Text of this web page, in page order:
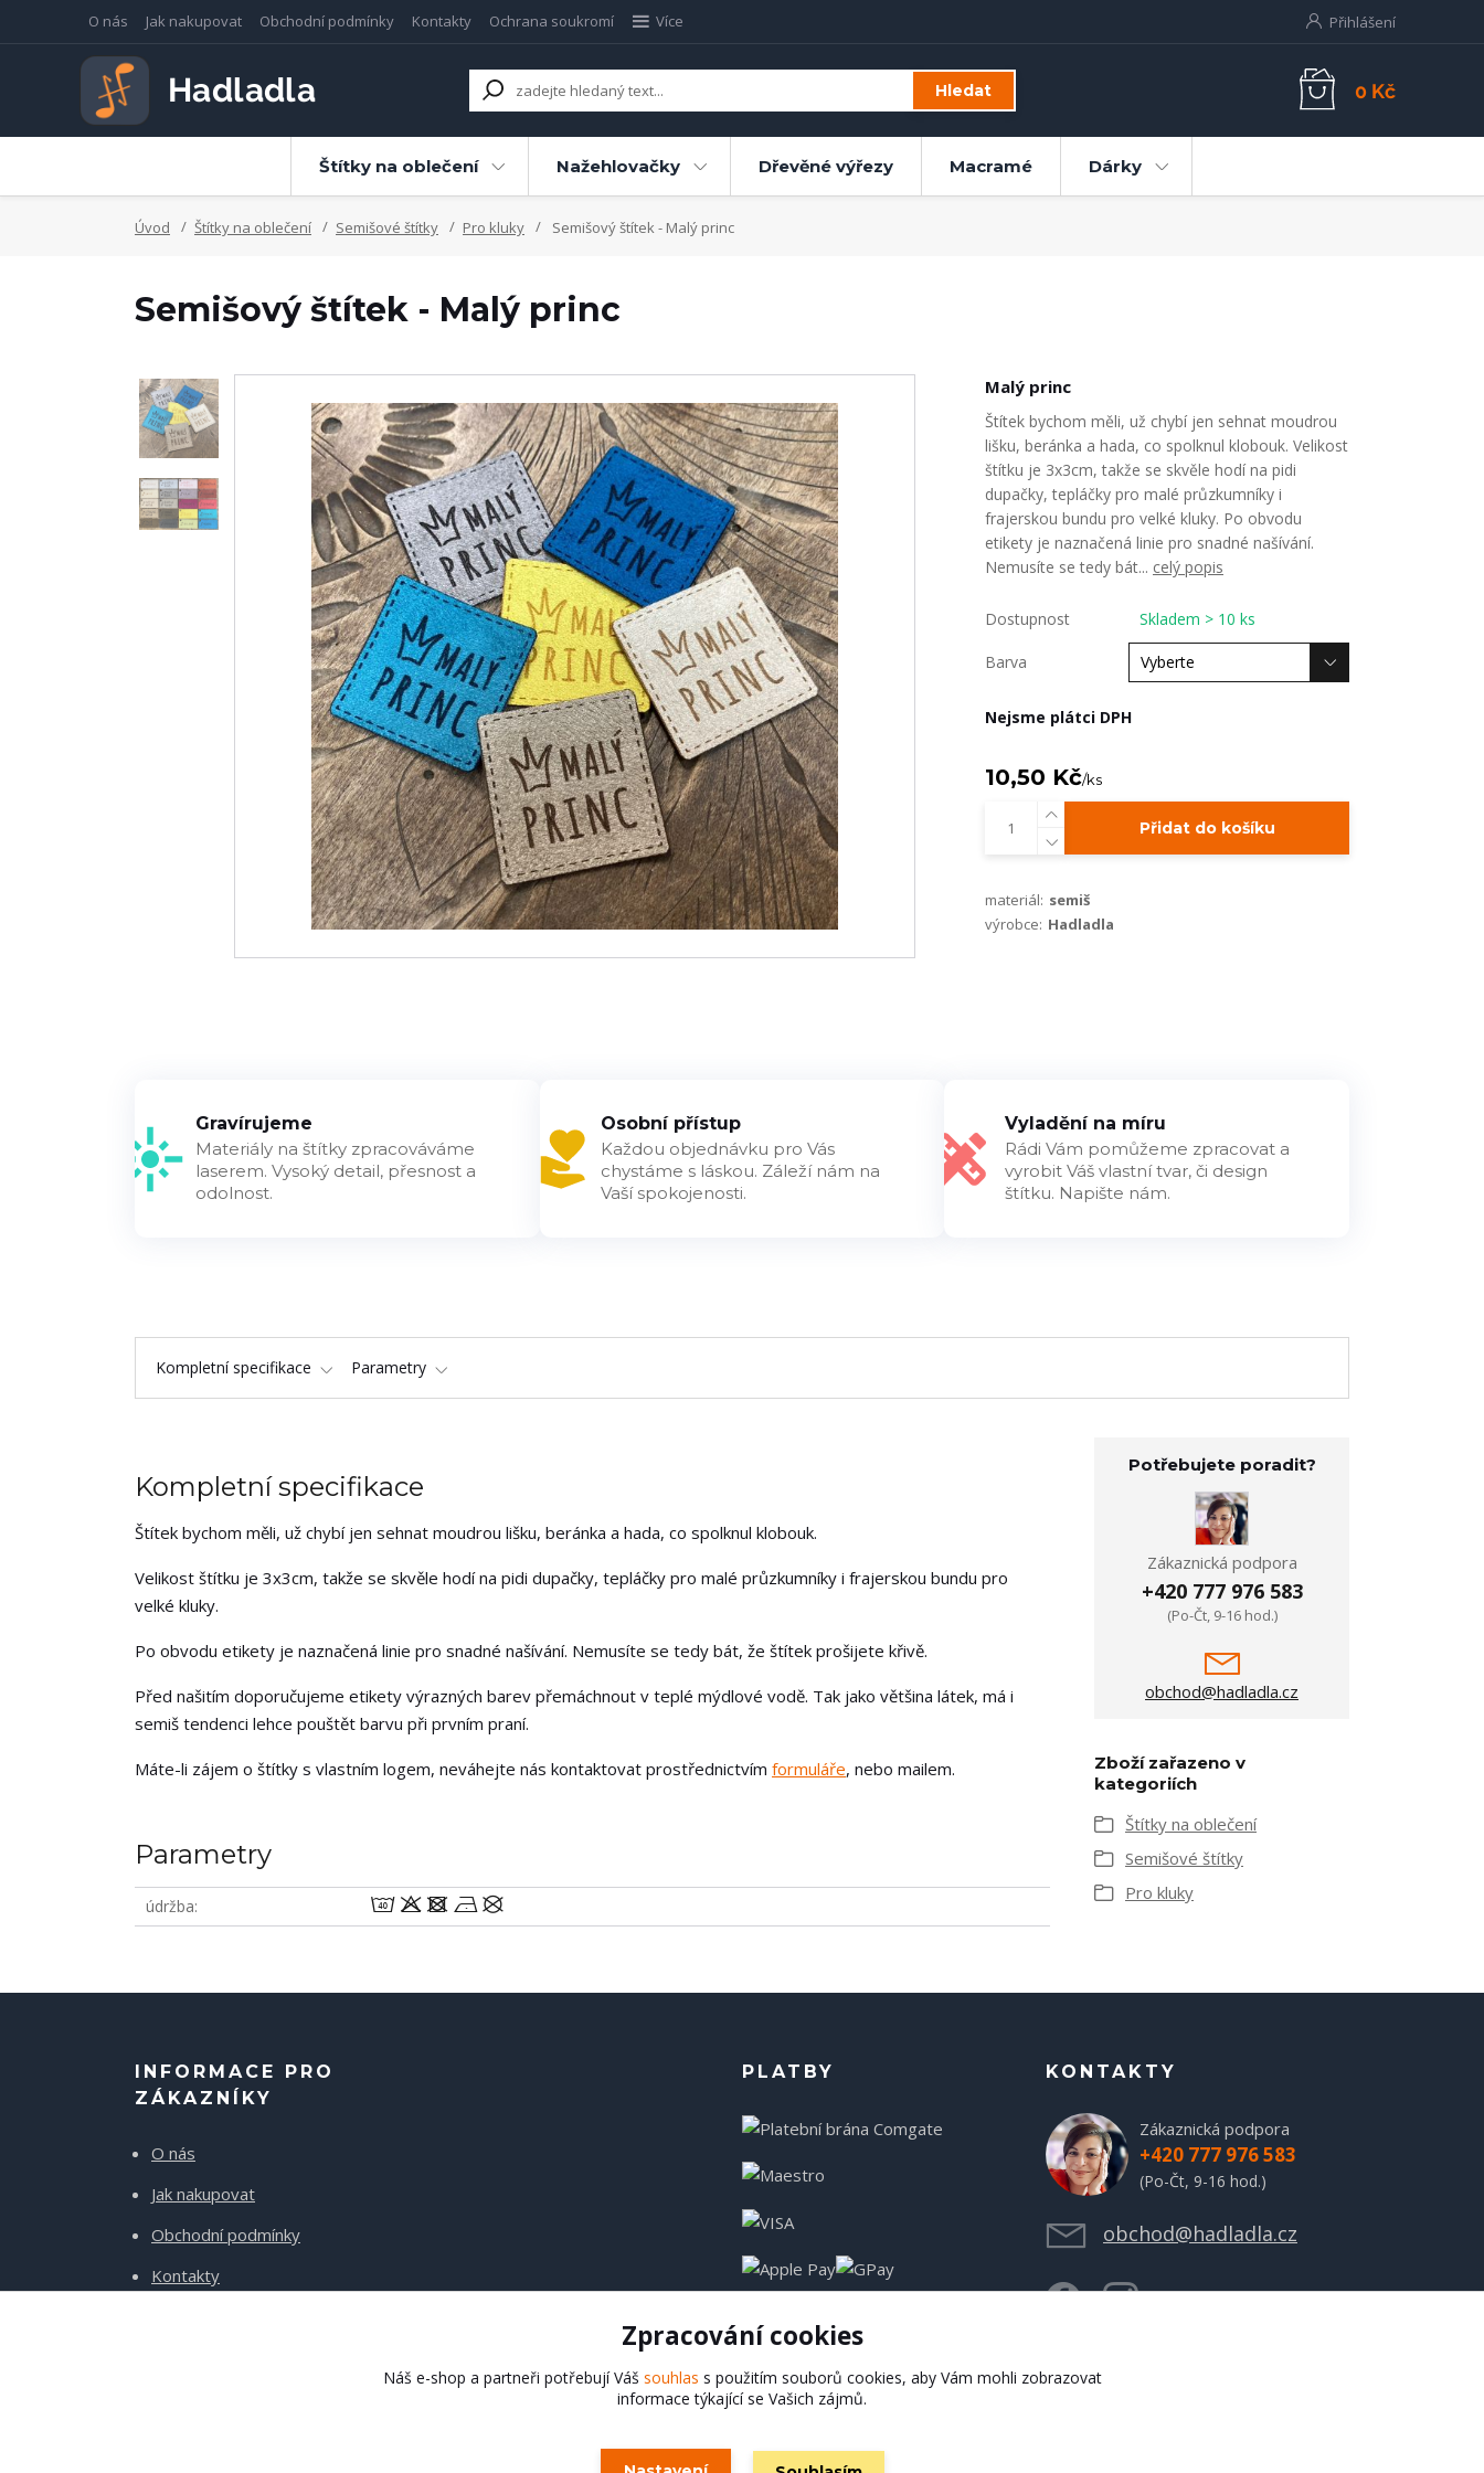
O nás Jak nakupovat Obchodní podmínky Kontakty Ochrana soukromí Více Přihlášení
Hledat 0 Kč
Štítky na oblečení Nažehlovačky Dřevěné výřezy Macramé Dárky
Úvod Štítky na oblečení Semišové štítky Pro kluky Semišový štítek - Malý princ
Semišový štítek - Malý princ
Malý princ
Štítek bychom měli, už chybí jen sehnat moudrou
lišku, beránka a hada, co spolknul klobouk. Velikost
štítku je 3x3cm, takže se skvěle hodí na pidi
dupačky, tepláčky pro malé průzkumníky i
frajerskou bundu pro velké kluky. Po obvodu
etikety je naznačená linie pro snadné našívání.
Nemusíte se tedy bát... celý popis
Dostupnost Skladem > 10 ks
Barva
Nejsme plátci DPH
10,50 Kč/ks
Přidat do košíku
materiál: semiš
výrobce: Hadladla
Gravírujeme
Materiály na štítky zpracováváme
laserem. Vysoký detail, přesnost a
odolnost.
Osobní přístup
Každou objednávku pro Vás
chystáme s láskou. Záleží nám na
Vaší spokojenosti.
Vyladění na míru
Rádi Vám pomůžeme zpracovat a
vyrobit Váš vlastní tvar, či design
štítku. Napište nám.
Kompletní specifikace Parametry
Kompletní specifikace
Štítek bychom měli, už chybí jen sehnat moudrou lišku, beránka a hada, co spolknul klobouk.
Velikost štítku je 3x3cm, takže se skvěle hodí na pidi dupačky, tepláčky pro malé průzkumníky i frajerskou bundu pro
velké kluky.
Po obvodu etikety je naznačená linie pro snadné našívání. Nemusíte se tedy bát, že štítek prošijete křivě.
Před našitím doporučujeme etikety výrazných barev přemáchnout v teplé mýdlové vodě. Tak jako většina látek, má i
semiš tendenci lehce pouštět barvu při prvním praní.
Máte-li zájem o štítky s vlastním logem, neváhejte nás kontaktovat prostřednictvím formuláře, nebo mailem.
Parametry
údržba 8odnU
Potřebujete poradit?
Zákaznická podpora
+420 777 976 583
(Po-Čt, 9-16 hod.)
obchod@hadladla.cz
Zboží zařazeno v
kategoriích
Štítky na oblečení
Semišové štítky
Pro kluky
INFORMACE PRO
ZÁKAZNÍKY
O nás
Jak nakupovat
Obchodní podmínky
Kontakty
PLATBY KONTAKTY
Zákaznická podpora
+420 777 976 583
(Po-Čt, 9-16 hod.)
obchod@hadladla.cz
Hadladla.cz
Zpracování cookies
Náš e-shop a partneři potřebují Váš souhlas s použitím souborů cookies, aby Vám mohli zobrazovat
informace týkající se Vašich zájmů.